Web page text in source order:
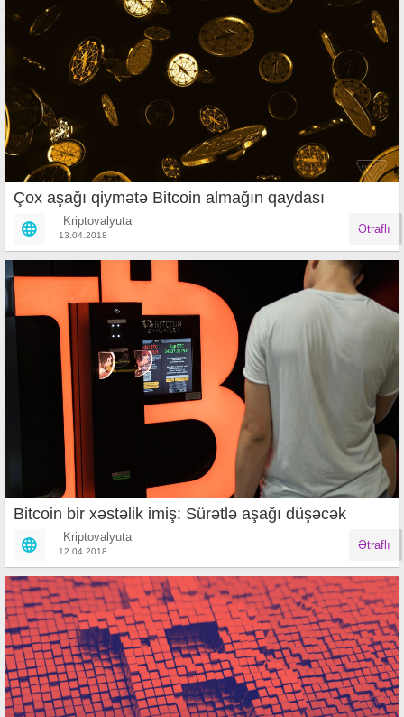
Çox aşağı qiymətə Bitcoin almağın qaydası
Kriptovalyuta
13.04.2018 Ətraflı
Bitcoin bir xəstəlik imiş: Sürətlə aşağı düşəcək
Kriptovalyuta
12.04.2018 Ətraflı